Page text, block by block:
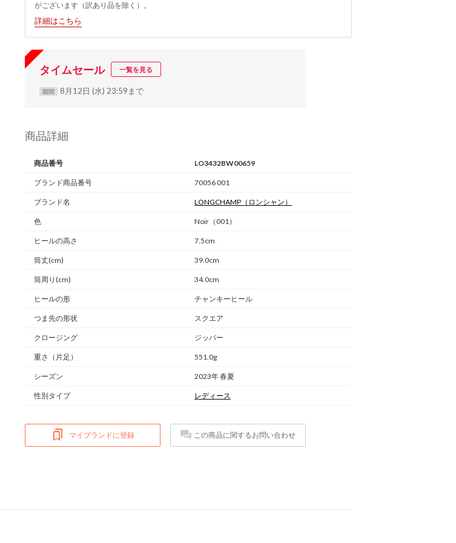
がございます（訳あり品を除く）。
詳細はこちら
タイムセール 一覧を見る
期間 8月12日 (水) 23:59まで
商品詳細
商品番号 LO3432BW00659
ブランド商品番号 70056 001
ブランド名 LONGCHAMP （ロンシャン）
色 Noir（001）
ヒールの高さ 7.5cm
筒丈(cm) 39.0cm
筒周り(cm) 34.0cm
ヒールの形 チャンキーヒール
つま先の形状 スクエア
クロージング ジッパー
重さ （片足） 551.0g
シーズン 2023年 春夏
性別タイプ レディース
マイブランドに登録 この商品に関するお問い合わせ